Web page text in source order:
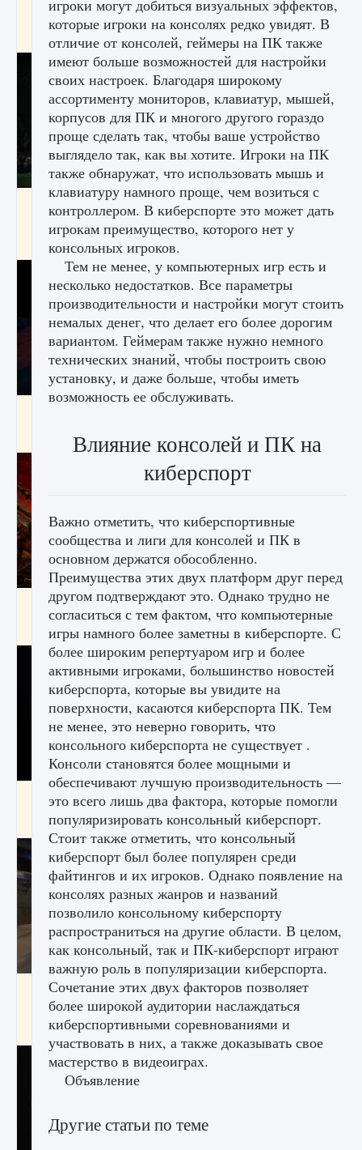
игре Creatures of Ava
9 августа 2024 1 164 0 0
Как исправить ошибку EA FC 25 beta,
которая не работает
Как создавать предметы в Creatures of Ava
9 августа 2024 0 0
Как найти Гробницу Изгоев в Diablo 4
0
Как получить Thunder Egg в Stardew Valley
9 августа 2024 1 244 0 0
Как исправить неработающие награды For
Honor
9 августа 2024 1 205 0 0
игроки могут добиться визуальных эффектов,
которые игроки на консолях редко увидят. В
отличие от консолей, геймеры на ПК также
имеют больше возможностей для настройки
своих настроек. Благодаря широкому
ассортименту мониторов, клавиатур, мышей,
корпусов для ПК и многого другого гораздо
проще сделать так, чтобы ваше устройство
выглядело так, как вы хотите. Игроки на ПК
также обнаружат, что использовать мышь и
клавиатуру намного проще, чем возиться с
контроллером. В киберспорте это может дать
игрокам преимущество, которого нет у
консольных игроков.
Тем не менее, у компьютерных игр есть и
несколько недостатков. Все параметры
производительности и настройки могут стоить
немалых денег, что делает его более дорогим
вариантом. Геймерам также нужно немного
технических знаний, чтобы построить свою
установку, и даже больше, чтобы иметь
возможность ее обслуживать.
Влияние консолей и ПК на
киберспорт
Важно отметить, что киберспортивные
сообщества и лиги для консолей и ПК в
основном держатся обособленно.
Преимущества этих двух платформ друг перед
другом подтверждают это. Однако трудно не
согласиться с тем фактом, что компьютерные
игры намного более заметны в киберспорте. С
более широким репертуаром игр и более
активными игроками, большинство новостей
киберспорта, которые вы увидите на
поверхности, касаются киберспорта ПК. Тем
не менее, это неверно говорить, что
консольного киберспорта не существует .
Консоли становятся более мощными и
обеспечивают лучшую производительность —
это всего лишь два фактора, которые помогли
популяризировать консольный киберспорт.
Стоит также отметить, что консольный
киберспорт был более популярен среди
файтингов и их игроков. Однако появление на
консолях разных жанров и названий
позволило консольному киберспорту
распространиться на другие области. В целом,
как консольный, так и ПК-киберспорт играют
важную роль в популяризации киберспорта.
Сочетание этих двух факторов позволяет
более широкой аудитории наслаждаться
киберспортивными соревнованиями и
участвовать в них, а также доказывать свое
мастерство в видеоиграх.
Объявление
Другие статьи по теме